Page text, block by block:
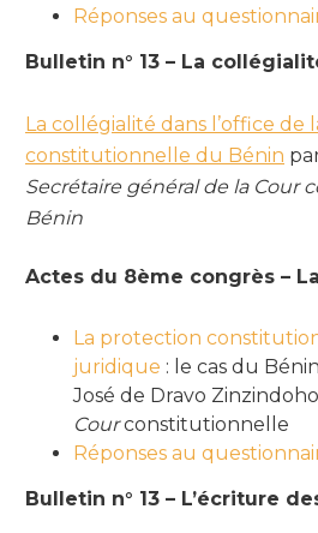
Réponses au
Bulletin n° 13 – La
La collégialité dans l’office de
constitutionnelle du Bénin
Secrétaire général de la Cour
Bénin
Actes du 8ème congrès –
La protection
juridique : le cas du
José de Dravo
Courconstitutionnelle
Réponses au
Bulletin n° 13 – L’écriture